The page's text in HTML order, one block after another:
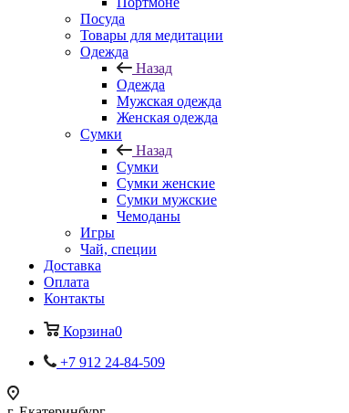
Посуда
Товары для медитации
Одежда
Назад
Одежда
Мужская одежда
Женская одежда
Сумки
Назад
Сумки
Сумки женские
Сумки мужские
Чемоданы
Игры
Чай, специи
Доставка
Оплата
Контакты
Корзина0
+7 912 24-84-509